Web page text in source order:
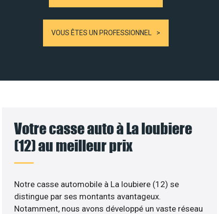
VOUS ÊTES UN PROFESSIONNEL
Votre casse auto à La loubiere
(12) au meilleur prix
Notre casse automobile à La loubiere (12) se
distingue par ses montants avantageux.
Notamment, nous avons développé un vaste réseau